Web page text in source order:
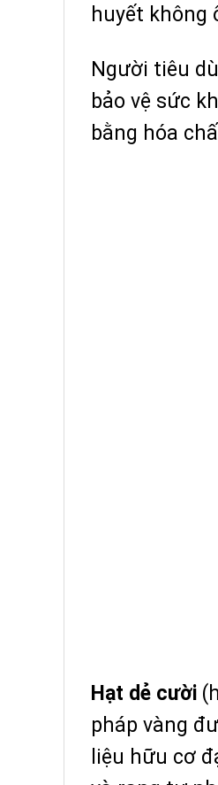
huyết không
Người tiêu
bảo vệ sức
bằng hóa
Hạt dẻ cười
pháp vàng
liệu hữu cơ